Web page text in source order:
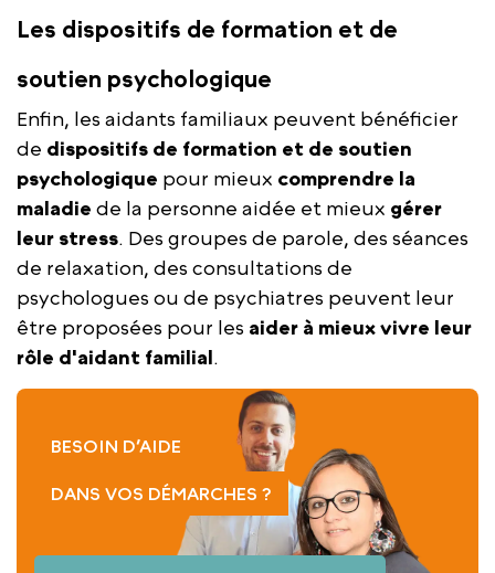
Les dispositifs de formation et de
soutien psychologique
Enfin, les aidants familiaux peuvent bénéficier
de dispositifs de formation et de soutien
psychologique pour mieux comprendre la
maladie de la personne aidée et mieux gérer
leur stress. Des groupes de parole, des séances
de relaxation, des consultations de
psychologues ou de psychiatres peuvent leur
être proposées pour les aider à mieux vivre leur
rôle d'aidant familial.
BESOIN D’AIDE
DANS VOS DÉMARCHES ?